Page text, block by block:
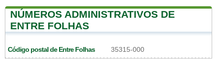
NÚMEROS ADMINISTRATIVOS DE
ENTRE FOLHAS
Código postal de Entre Folhas 35315-000